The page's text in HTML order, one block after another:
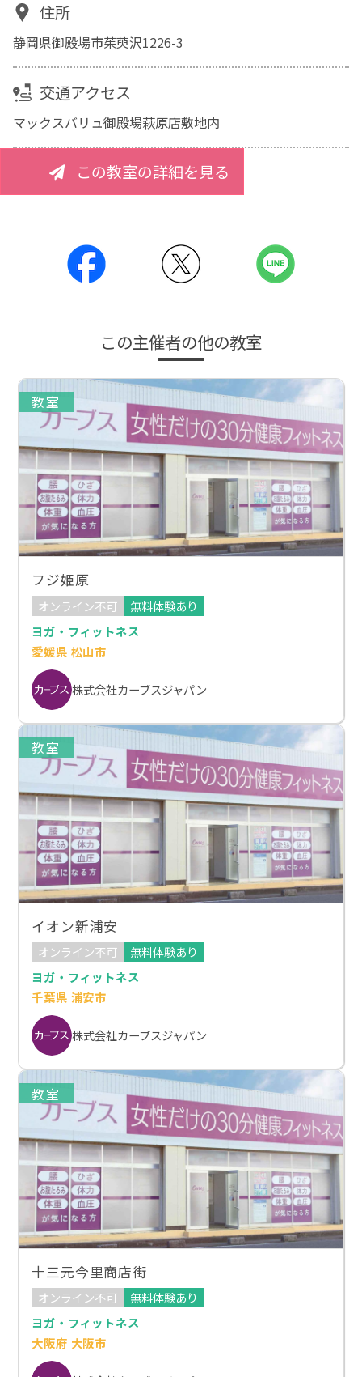
住所
静岡県御殿場市茱萸沢1226-3
交通アクセス
マックスバリュ御殿場萩原店敷地内
この教室の詳細を見る
この主催者の他の教室
教室
フジ姫原
オンライン不可
無料体験あり
ヨガ・フィットネス
愛媛県 松山市
株式会社カーブスジャパン
教室
イオン新浦安
オンライン不可
無料体験あり
ヨガ・フィットネス
千葉県 浦安市
株式会社カーブスジャパン
教室
十三元今里商店街
オンライン不可
無料体験あり
ヨガ・フィットネス
大阪府 大阪市